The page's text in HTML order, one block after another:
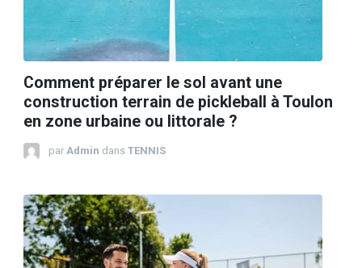
Comment préparer le sol avant une
construction terrain de pickleball à Toulon
en zone urbaine ou littorale ?
par Admin dans TENNIS